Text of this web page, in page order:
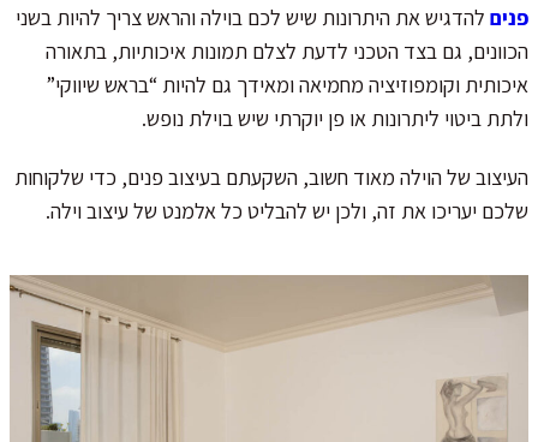
פנים להדגיש את היתרונות שיש לכם בוילה והראש צריך להיות בשני
הכוונים, גם בצד הטכני לדעת לצלם תמונות איכותיות, בתאורה
איכותית וקומפוזיציה מחמיאה ומאידך גם להיות “בראש שיווקי”
ולתת ביטוי ליתרונות או פן יוקרתי שיש בוילת נופש.
העיצוב של הוילה מאוד חשוב, השקעתם בעיצוב פנים, כדי שלקוחות
שלכם יעריכו את זה, ולכן יש להבליט כל אלמנט של עיצוב וילה.